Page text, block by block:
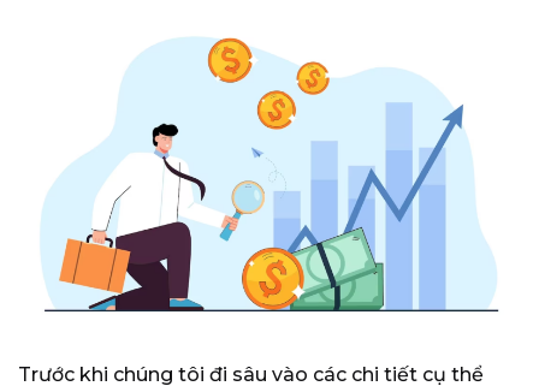
Trước khi chúng tôi đi sâu vào các chi tiết cụ thể